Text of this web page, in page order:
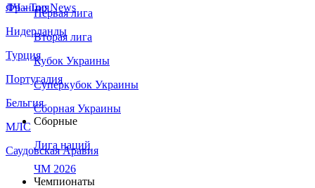
Франция
Нидерланды
Турция
Португалия
Бельгия
МЛС
Саудовская Аравия
ЛЧ - Top News
Первая лига
Вторая лига
Кубок Украины
Суперкубок Украины
Сборная Украины
Сборные
Лига наций
ЧМ 2026
Чемпионаты